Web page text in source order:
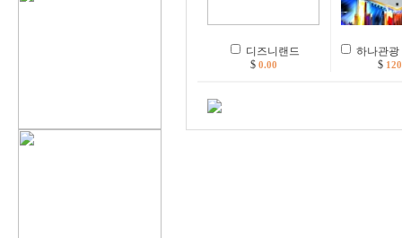
디즈니랜드
$ 0.00
하나관광
$